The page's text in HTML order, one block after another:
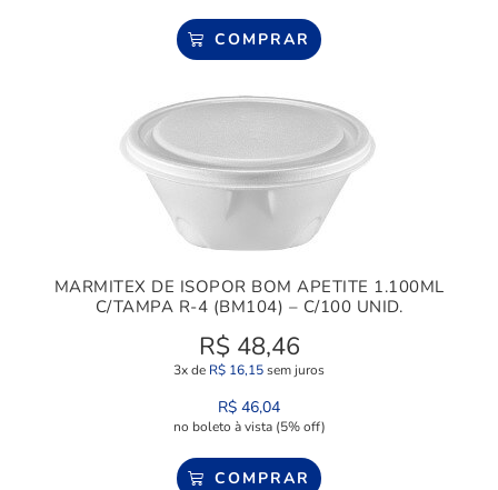
COMPRAR
MARMITEX DE ISOPOR BOM APETITE 1.100ML
C/TAMPA R-4 (BM104) – C/100 UNID.
R$ 48,46
3x de R$ 16,15sem juros
R$ 46,04
no boleto à vista (5% off)
COMPRAR